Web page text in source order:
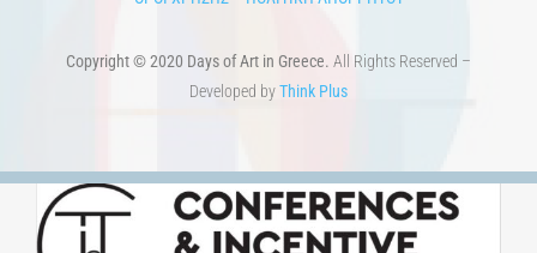
Copyright © 2020 Days of Art in Greece. All Rights Reserved –
Developed byThink Plus